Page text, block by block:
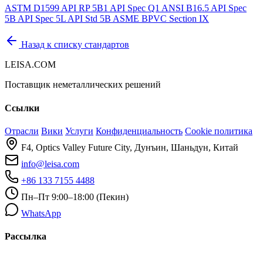
ASTM D1599 API RP 5B1 API Spec Q1 ANSI B16.5 API Spec
5B API Spec 5L API Std 5B ASME BPVC Section IX
Назад к списку стандартов
LEISA.COM
Поставщик неметаллических решений
Ссылки
Отрасли Вики Услуги Конфиденциальность Cookie политика
F4, Optics Valley Future City, Дунъин, Шаньдун, Китай
info@leisa.com
+86 133 7155 4488
Пн–Пт 9:00–18:00 (Пекин)
WhatsApp
Рассылка